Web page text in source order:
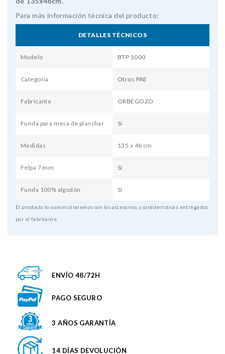
Para más información técnica del producto:
DETALLES TÉCNICOS
Modelo BTP 5000
Categoria Otros PAE
Fabricante ORBEGOZO
Funda para mesa de planchar Sí
Medidas 135 x 46 cm
Felpa 7 mm Sí
Funda 100% algodón Sí
El producto lo suministraremos con los accesorios y características entregados
por el fabricante.
ENVÍO 48/72H
PAGO SEGURO
3 AÑOS GARANTÍA
14 DÍAS DEVOLUCIÓN